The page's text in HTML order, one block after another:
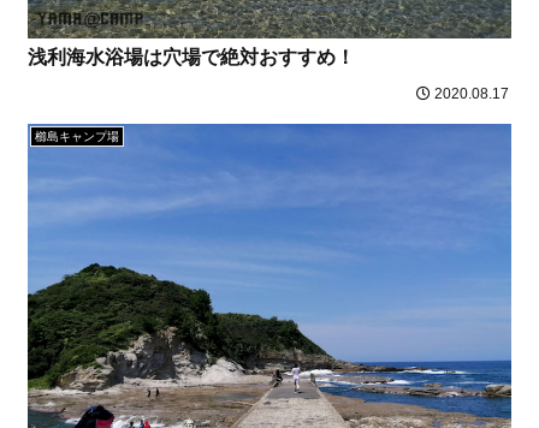
浅利海水浴場は穴場で絶対おすすめ！
2020.08.17
櫛島キャンプ場